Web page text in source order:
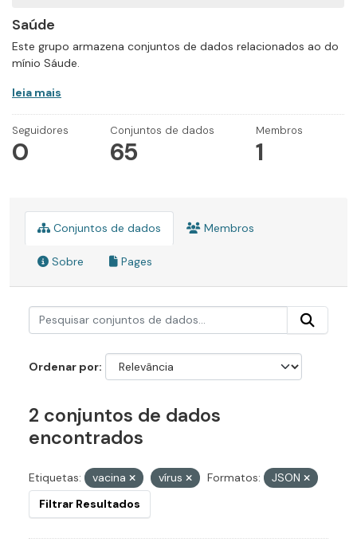
Saúde
Este grupo armazena conjuntos de dados relacionados ao do
mínio Sáude.
leia mais
Seguidores
0
Conjuntos de dados
65
Membros
1
Conjuntos de dados Membros
Sobre Pages
Ordenar por
2 conjuntos de dados
encontrados
Etiquetas: vacina vírus Formatos:
JSON
Filtrar Resultados